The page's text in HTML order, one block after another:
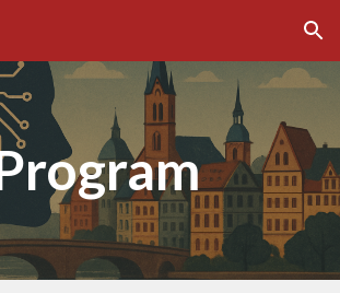
Skip to navigation